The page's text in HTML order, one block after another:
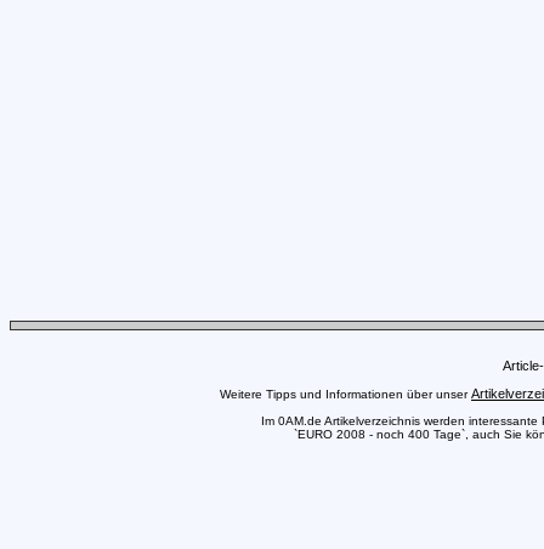
Weitere Tipps und Informationen über unser
Im 0AM.de Artikelverzeichnis werden
`EURO 2008 - noch 400 Tage`, auch Sie